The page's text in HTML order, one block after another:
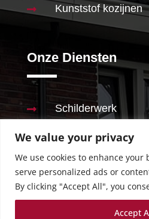
We value your privacy
We use cookies to enhance your
serve personalized ads or
By clicking "Accept All", you
Accept
 Kunststof kozijnen
Onze Diensten
 Schilderwerk
 Stucwerk
Behangen
Renovaties